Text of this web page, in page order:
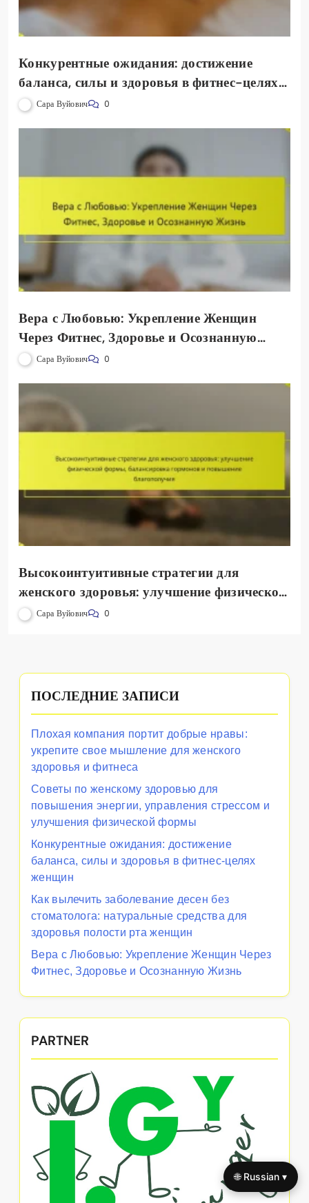
Конкурентные ожидания: достижение
баланса, силы и здоровья в фитнес-целях
женщин
Сара Вуйович 0
Вера с Любовью: Укрепление Женщин
Через Фитнес, Здоровье и Осознанную
Жизнь
Сара Вуйович 0
Высокоинтуитивные стратегии для
женского здоровья: улучшение физической
формы, балансировка гормонов и
Сара Вуйович 0
ПОСЛЕДНИЕ ЗАПИСИ
Плохая компания портит добрые нравы:
укрепите свое мышление для женского
здоровья и фитнеса
Советы по женскому здоровью для
повышения энергии, управления стрессом и
улучшения физической формы
Конкурентные ожидания: достижение
баланса, силы и здоровья в фитнес-целях
женщин
Как вылечить заболевание десен без
стоматолога: натуральные средства для
здоровья полости рта женщин
Вера с Любовью: Укрепление Женщин Через
Фитнес, Здоровье и Осознанную Жизнь
PARTNER
🌐 Russian ▾